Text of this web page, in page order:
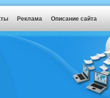
Реклама Описание сайта